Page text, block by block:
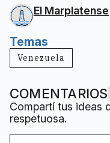
El Marplatense
Temas
Venezuela
COMENTARIOS
Compartí tus ideas
respetuosa.